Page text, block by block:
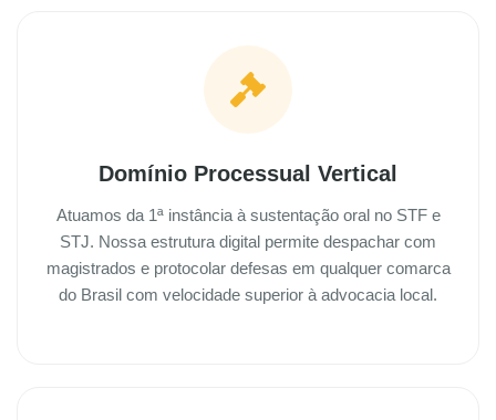
Domínio Processual Vertical
Atuamos da 1ª instância à sustentação oral no STF e
STJ. Nossa estrutura digital permite despachar com
magistrados e protocolar defesas em qualquer comarca
do Brasil com velocidade superior à advocacia local.